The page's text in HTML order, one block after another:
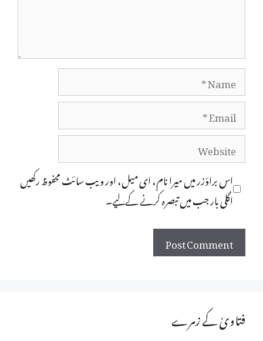
Name
Email
Website
اس براؤزر میں میرا نام، ای میل، اور ویب سائٹ محفوظ رکھیں
اگلی بار جب میں تبصرہ کرنے کےلیے۔
فتاویٰ کے زمرے